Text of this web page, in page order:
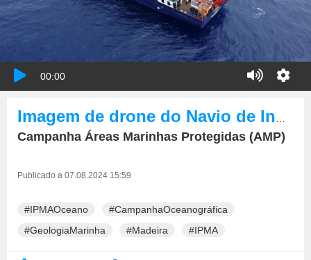
00:00
Campanha Áreas Marinhas Protegidas (AMP)
Publicado a 07.08.2024 15:59
#IPMAOceano
#CampanhaOceanográfica
#GeologiaMarinha
#Madeira #IPMA